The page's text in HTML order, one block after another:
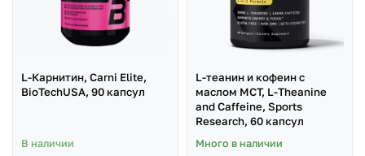
L-Карнитин, Carni Elite,
BioTechUSA, 90 капсул
В наличии
L-теанин и кофеин с
маслом MCT, L-Theanine
and Caffeine, Sports
Research, 60 капсул
Много в наличии